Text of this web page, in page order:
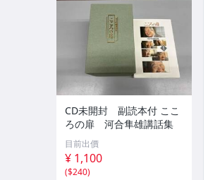
CD未開封 副読本付 ここ
ろの扉 河合隼雄講話集
目前出價
¥ 1,100
($240)